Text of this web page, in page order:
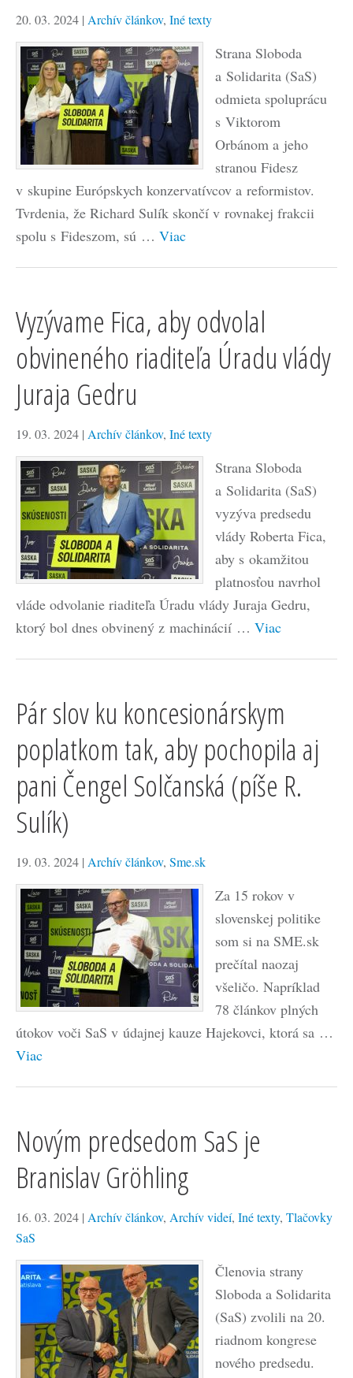
20. 03. 2024 | Archív článkov, Iné texty
Strana Sloboda
a Solidarita (SaS)
odmieta spoluprácu
s Viktorom
Orbánom a jeho
stranou Fidesz
v skupine Európskych konzervatívcov a reformistov.
Tvrdenia, že Richard Sulík skončí v rovnakej frakcii
spolu s Fideszom, sú … Viac
Vyzývame Fica, aby odvolal
obvineného riaditeľa Úradu vlády
Juraja Gedru
19. 03. 2024 | Archív článkov, Iné texty
Strana Sloboda
a Solidarita (SaS)
vyzýva predsedu
vlády Roberta Fica,
aby s okamžitou
platnosťou navrhol
vláde odvolanie riaditeľa Úradu vlády Juraja Gedru,
ktorý bol dnes obvinený z machinácií … Viac
Pár slov ku koncesionárskym
poplatkom tak, aby pochopila aj
pani Čengel Solčanská (píše R.
Sulík)
19. 03. 2024 | Archív článkov, Sme.sk
Za 15 rokov v
slovenskej politike
som si na SME.sk
prečítal naozaj
všeličo. Napríklad
78 článkov plných
útokov voči SaS v údajnej kauze Hajekovci, ktorá sa …
Viac
Novým predsedom SaS je
Branislav Gröhling
16. 03. 2024 | Archív článkov, Archív videí, Iné texty, Tlačovky
SaS
Členovia strany
Sloboda a Solidarita
(SaS) zvolili na 20.
riadnom kongrese
nového predsedu.